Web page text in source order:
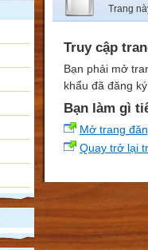
Trang
Truy cập
Bạn phải mở
khẩu đã đăng
Bạn làm gì
Mở trang
Quay trở lại